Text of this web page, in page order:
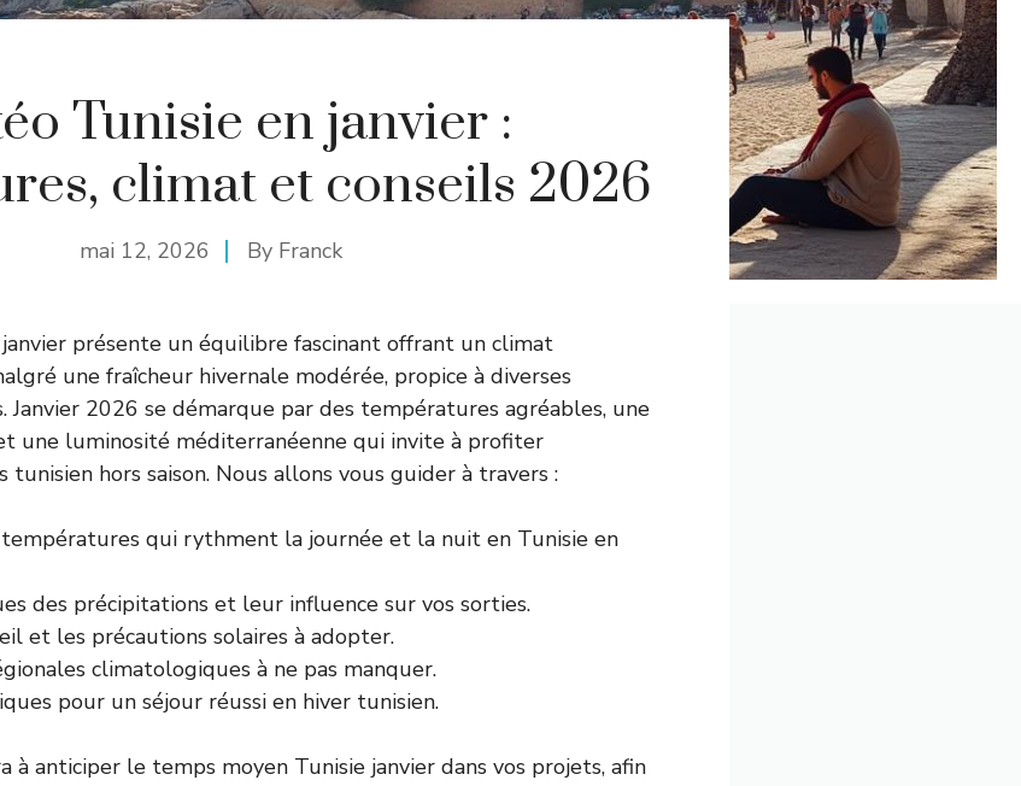
Tunisie en janvier :
climat et conseils 2026
mai 12, 2026 By Franck
présente un équilibre fascinant offrant un climat
une fraîcheur hivernale modérée, propice à diverses
Janvier 2026 se démarque par des températures agréables, une
une luminosité méditerranéenne qui invite à profiter
tunisien hors saison. Nous allons vous guider à travers :
températures qui rythment la journée et la nuit en Tunisie en
des précipitations et leur influence sur vos sorties.
et les précautions solaires à adopter.
climatologiques à ne pas manquer.
pour un séjour réussi en hiver tunisien.
à anticiper le temps moyen Tunisie janvier dans vos projets, afin